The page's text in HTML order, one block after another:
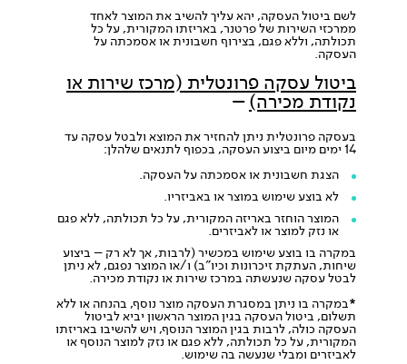
לשם ביטול העסקה, יהא עליך להשיב את המוצר לאחד
ממרכזי השירות של פרטנר, באריזתו המקורית, על כל
תכולתה, וללא פגם, בצירוף חשבונית או אסמכתה על
העסקה.
ביטול עסקה פרונטלית (מרכז שירות או
נקודת מכירה)–
בעסקה פרונטלית ניתן להחזיר את המוצא ולבטל עסקה עד
14 ימים מיום ביצוע העסקה, בכפוף לתנאים שלהלן:
הצגת חשבונית או אסמכתה על העסקה.
לא בוצע שימוש במוצר או באביזריו.
המוצר הוחזר באריזה המקורית, על כל תכולתה, ללא פגם
או נזק למוצר או לאביזרים.
במקרה בו בוצע שימוש במכשיר (לרבות, אך לא רק – ביצוע
שיחות, העתקת זיכרונות וכיו"ב) ו/או המוצר נפגם, לא ניתן
לבטל עסקה שנעשתה במרכז שירות או נקודת מכירה.
*במקרה בו ניתן במסגרת העסקה מוצר נוסף, בהנחה או ללא
תשלום, ביטול העסקה בגין המוצר הראשון יביא לביטול
העסקה כולה, לרבות בגין המוצר הנוסף, ויש להשיבו באריזתו
המקורית, על כל תכולתה, ללא פגם או נזק למוצר הנוסף או
לאביזרים ומבלי שנעשה בה שימוש.